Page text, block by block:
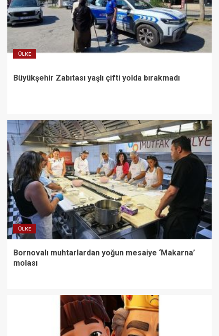
ÜLKE
Büyükşehir Zabıtası yaşlı çifti yolda bırakmadı
ÜLKE
Bornovalı muhtarlardan yoğun mesaiye ‘Makarna’
molası